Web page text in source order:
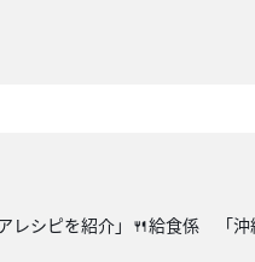
レシピを紹介」🍴給食係 「沖